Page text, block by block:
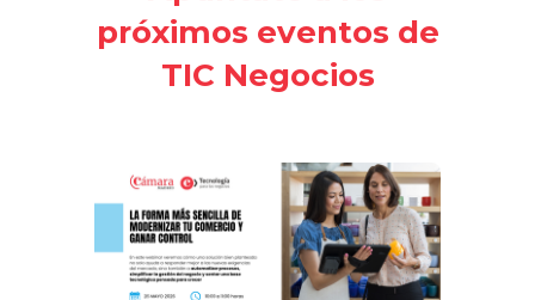
próximos eventos de
TIC Negocios